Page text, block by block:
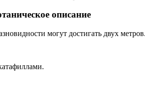
описание
могут достигать двух